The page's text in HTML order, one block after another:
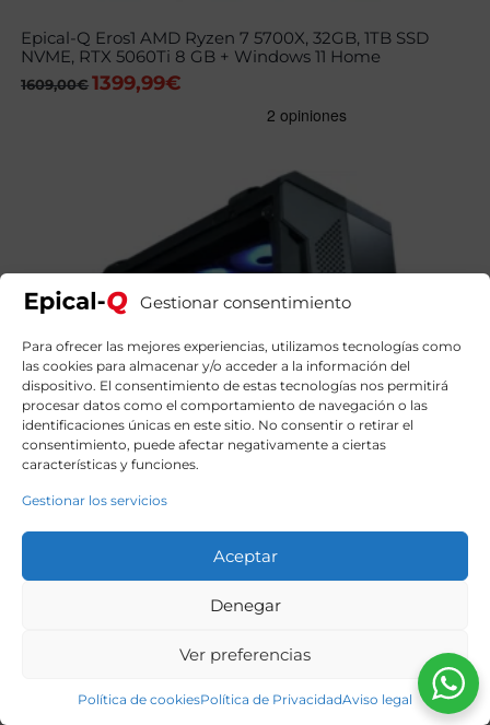
Gestionar consentimiento
Para ofrecer las mejores experiencias, utilizamos tecnologías como
las cookies para almacenar y/o acceder a la información del
dispositivo. El consentimiento de estas tecnologías nos permitirá
procesar datos como el comportamiento de navegación o las
identificaciones únicas en este sitio. No consentir o retirar el
consentimiento, puede afectar negativamente a ciertas
características y funciones.
Gestionar los servicios
Aceptar
Denegar
Ver preferencias
Política de cookiesPolítica de PrivacidadAviso legal
Epical-Q Eros1 AMD Ryzen 7 5700X, 32GB, 1TB SSD
NVME, RTX 5060Ti 8 GB + Windows 11 Home
1609,00€ El
1399,99€
Epical-Q Oak9 Falcon Intel Core i9 14900KF, 64GB,
2TB SDD + 2TB HDD, RTX 5070Ti + Windows 11 Home
4844,90€El
4274,90€El